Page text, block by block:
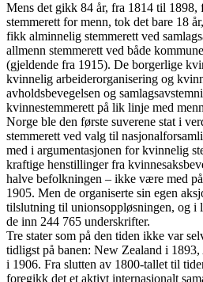
Mens det gikk 84 år, fra 1814 til
stemmerett for menn, tok det bare 18
fikk alminnelig stemmerett ved
allmenn stemmerett ved både
(gjeldende fra 1915). De borgerlige
kvinnelig arbeiderorganisering og
avholdsbevegelsen og
kvinnestemmerett på lik linje med
Norge ble den første suverene stat i
stemmerett ved valg til
med i argumentasjonen for kvinnelig
kraftige henstillinger fra
halve befolkningen – ikke være med
1905. Men de organiserte sin egen
tilslutning til unionsoppløsningen, og i
de inn 244 765 underskrifter.
Tre stater som på den tiden ikke var
tidligst på banen: New Zealand i
i 1906. Fra slutten av 1800-tallet til
foregikk det et aktivt internasjonalt